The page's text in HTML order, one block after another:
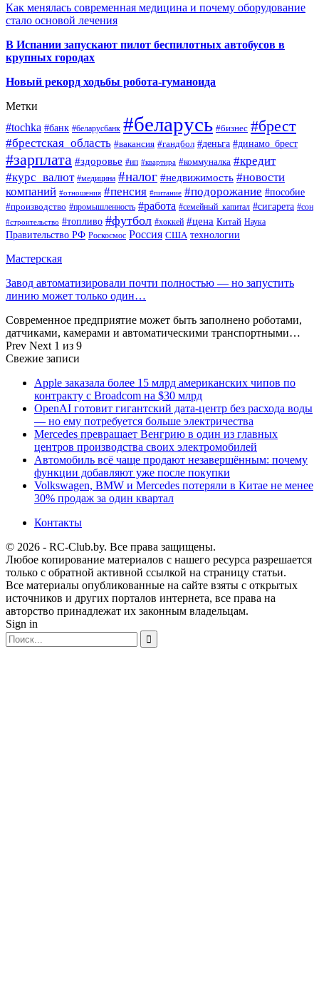
Как менялась современная медицина и почему оборудование
стало основой лечения
В Испании запускают пилот беспилотных автобусов в
крупных городах
Новый рекорд ходьбы робота-гуманоида
Метки
#tochka #банк #беларусбанк #беларусь #бизнес #брест
#брестская_область #вакансия #гандбол #деньга #динамо_брест
#зарплата #здоровье #ип #квартира #коммуналка #кредит
#курс_валют #медицина #налог #недвижимость #новости
компаний #отношения #пенсия #питание #подорожание #пособие
#производство #промышленность #работа #семейный_капитал #сигарета #сон
#строительство #топливо #футбол #хоккей #цена Китай Наука
Правительство РФ Роскосмос Россия США технологии
Мастерская
Завод автоматизировали почти полностью — но запустить
линию может только один…
Современное предприятие может быть заполнено роботами,
датчиками, камерами и автоматическими транспортными…
Prev Next 1 из 9
Свежие записи
Apple заказала более 15 млрд американских чипов по
контракту с Broadcom на $30 млрд
OpenAI готовит гигантский дата-центр без расхода воды
— но ему потребуется больше электричества
Mercedes превращает Венгрию в один из главных
центров производства своих электромобилей
Автомобиль всё чаще продают незавершённым: почему
функции добавляют уже после покупки
Volkswagen, BMW и Mercedes потеряли в Китае не менее
30% продаж за один квартал
Контакты
© 2026 - RC-Club.by. Все права защищены.
Любое копирование материалов с нашего ресурса разрешается
только с обратной активной ссылкой на страницу статьи.
Все материалы опубликованные на сайте взяты с открытых
источников и других порталов интернета, все права на
авторство принадлежат их законным владельцам.
Sign in